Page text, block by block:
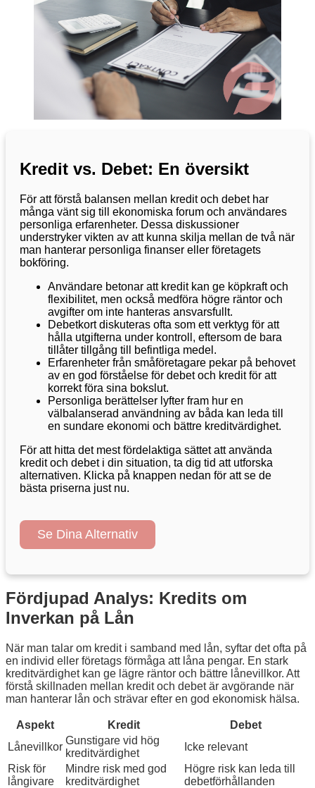
Kredit vs. Debet: En översikt
För att förstå balansen mellan kredit och debet har
många vänt sig till ekonomiska forum och användares
personliga erfarenheter. Dessa diskussioner
understryker vikten av att kunna skilja mellan de två när
man hanterar personliga finanser eller företagets
bokföring.
Användare betonar att kredit kan ge köpkraft och
flexibilitet, men också medföra högre räntor och
avgifter om inte hanteras ansvarsfullt.
Debetkort diskuteras ofta som ett verktyg för att
hålla utgifterna under kontroll, eftersom de bara
tillåter tillgång till befintliga medel.
Erfarenheter från småföretagare pekar på behovet
av en god förståelse för debet och kredit för att
korrekt föra sina bokslut.
Personliga berättelser lyfter fram hur en
välbalanserad användning av båda kan leda till
en sundare ekonomi och bättre kreditvärdighet.
För att hitta det mest fördelaktiga sättet att använda
kredit och debet i din situation, ta dig tid att utforska
alternativen. Klicka på knappen nedan för att se de
bästa priserna just nu.
Se Dina Alternativ
Fördjupad Analys: Kredits om
Inverkan på Lån
När man talar om kredit i samband med lån, syftar det ofta på
en individ eller företags förmåga att låna pengar. En stark
kreditvärdighet kan ge lägre räntor och bättre lånevillkor. Att
förstå skillnaden mellan kredit och debet är avgörande när
man hanterar lån och strävar efter en god ekonomisk hälsa.
Aspekt Kredit
Debet
Lånevillkor
Gunstigare vid hög
kreditvärdighet
Icke relevant
Risk för
långivare
Mindre risk med god
kreditvärdighet
Högre risk kan leda till
debetförhållanden